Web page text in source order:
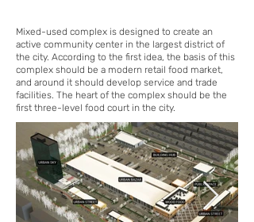
Mixed-used complex is designed to create an
active community center in the largest district of
the city. According to the first idea, the basis of this
complex should be a modern retail food market,
and around it should develop service and trade
facilities. The heart of the complex should be the
first three-level food court in the city.